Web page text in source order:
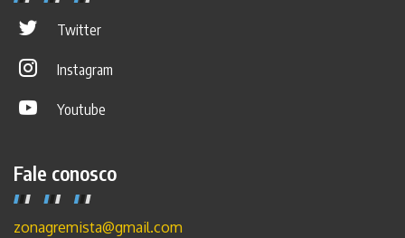
Twitter
Instagram
Youtube
Fale conosco
zonagremista@gmail.com